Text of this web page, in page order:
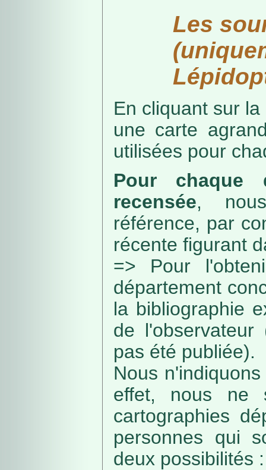
Les
En cliquant sur
une carte
utilisées pour
Pour chaque
recensée,
référence, par
récente figurant
=> Pour
département
la bibliographie
de
pas été publiée).
Nous
effet, nous ne
cartographies
personnes qui
deux possibilités :